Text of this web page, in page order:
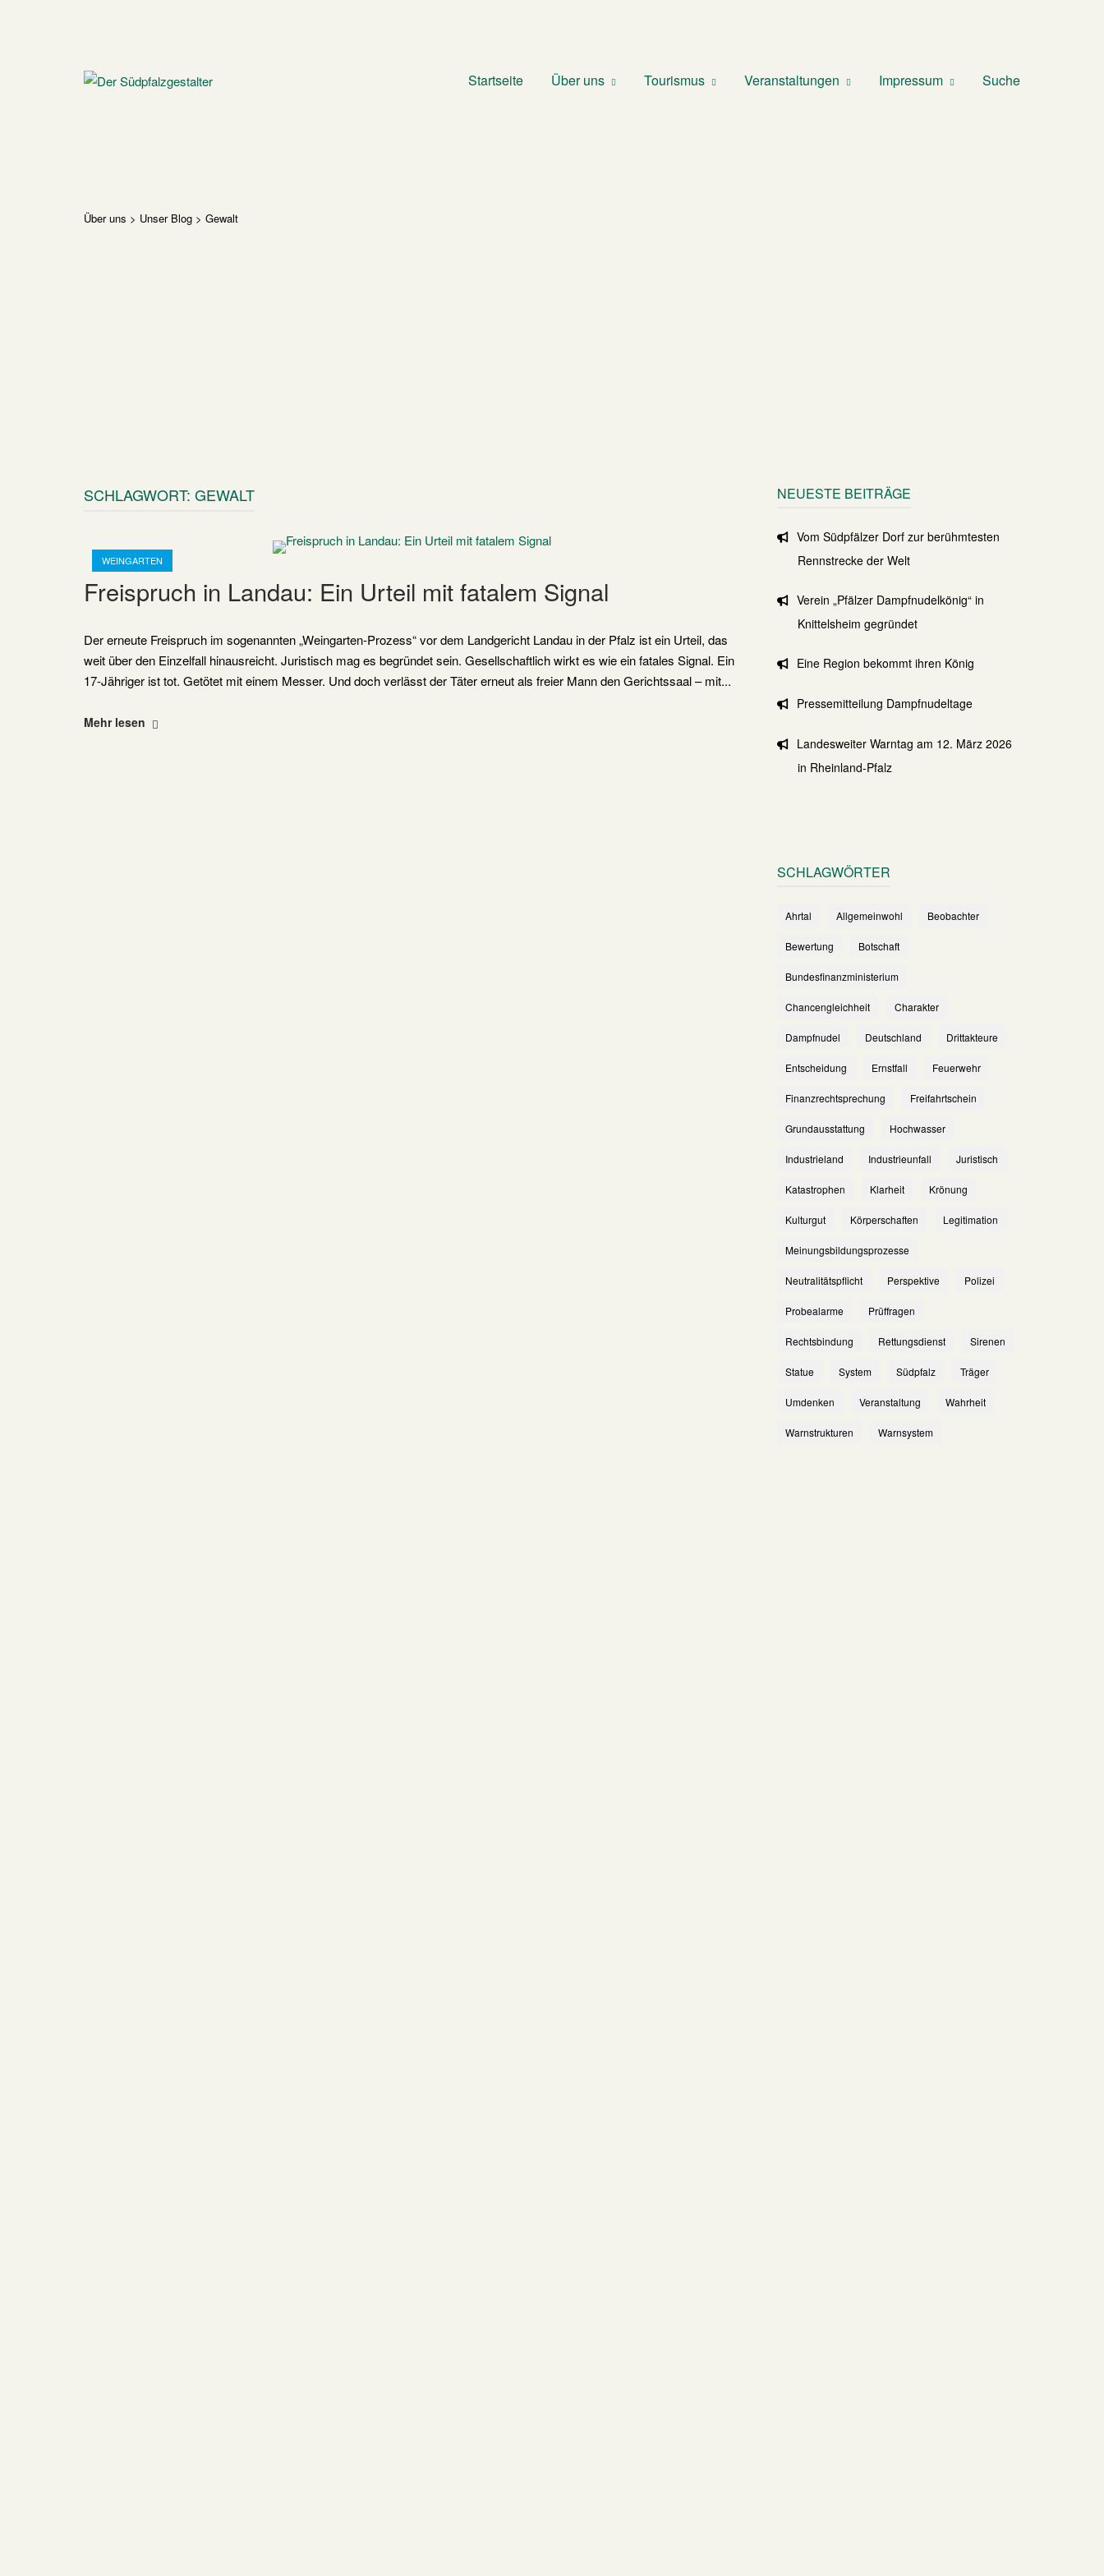
Home
Startseite Über uns Tourismus Veranstaltungen Impressum Suche
Über uns > Unser Blog > Gewalt
SCHLAGWORT: GEWALT
WEINGARTEN
Open post
Freispruch in Landau: Ein Urteil mit fatalem Signal
Der erneute Freispruch im sogenannten „Weingarten-Prozess“ vor dem Landgericht Landau in der Pfalz ist ein Urteil, das
weit über den Einzelfall hinausreicht. Juristisch mag es begründet sein. Gesellschaftlich wirkt es wie ein fatales Signal. Ein
17-Jähriger ist tot. Getötet mit einem Messer. Und doch verlässt der Täter erneut als freier Mann den Gerichtssaal – mit...
"Freispruch
Mehr lesen
NEUESTE BEITRÄGE
Vom Südpfälzer Dorf zur berühmtesten
Rennstrecke der Welt
Verein „Pfälzer Dampfnudelkönig“ in
Knittelsheim gegründet
Eine Region bekommt ihren König
Pressemitteilung Dampfnudeltage
Landesweiter Warntag am 12. März 2026
in Rheinland-Pfalz
SCHLAGWÖRTER
Ahrtal Allgemeinwohl Beobachter
Bewertung Botschaft
Bundesfinanzministerium
Chancengleichheit Charakter
Dampfnudel Deutschland Drittakteure
Entscheidung Ernstfall Feuerwehr
Finanzrechtsprechung Freifahrtschein
Grundausstattung Hochwasser
Industrieland Industrieunfall Juristisch
Katastrophen Klarheit Krönung
Kulturgut Körperschaften Legitimation
Meinungsbildungsprozesse
Neutralitätspflicht Perspektive Polizei
Probealarme Prüffragen
Rechtsbindung Rettungsdienst Sirenen
Statue System Südpfalz Träger
Umdenken Veranstaltung Wahrheit
Warnstrukturen Warnsystem